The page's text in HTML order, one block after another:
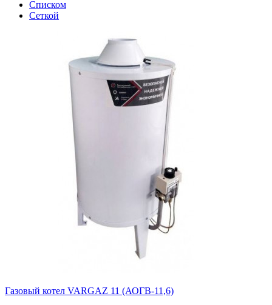
Списком
Сеткой
Газовый котел VARGAZ 11 (АОГВ-11,6)